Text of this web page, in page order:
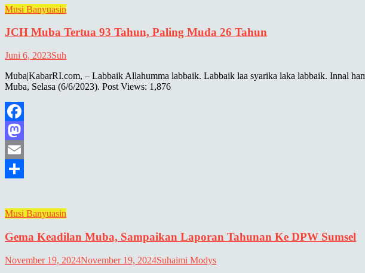
Musi Banyuasin
JCH Muba Tertua 93 Tahun, Paling Muda 26 Tahun
Juni 6, 2023Suh
Muba|KabarRI.com, – Labbaik Allahumma labbaik. Labbaik laa syarika laka labbaik. Innal
Muba, Selasa (6/6/2023). Post Views: 1,876
Facebook
Mastodon
Email
Musi Banyuasin
Gema Keadilan Muba, Sampaikan Laporan Tahunan Ke DPW Sumsel
November 19, 2024November 19, 2024Suhaimi Modys